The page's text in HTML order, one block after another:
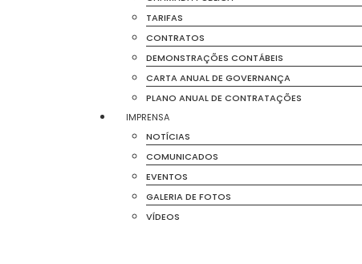
TARIFAS
CONTRATOS
DEMONSTRAÇÕES CONTÁBEIS
CARTA ANUAL DE GOVERNANÇA
PLANO ANUAL DE CONTRATAÇÕES
IMPRENSA
NOTÍCIAS
COMUNICADOS
EVENTOS
GALERIA DE FOTOS
VÍDEOS